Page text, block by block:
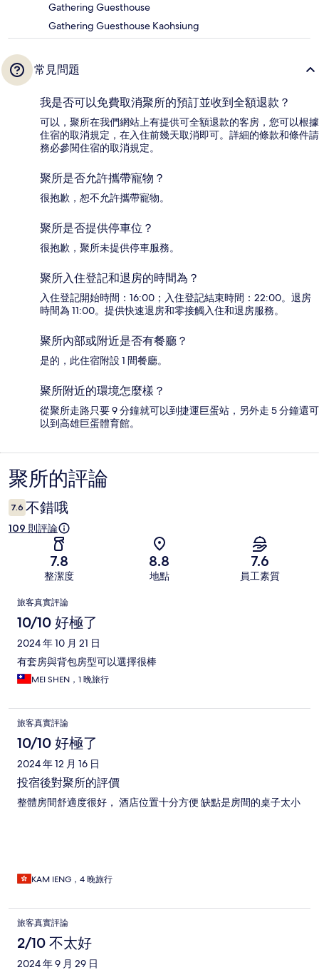
Gathering Guesthouse
Gathering Guesthouse Kaohsiung
常見問題
我是否可以免費取消聚所的預訂並收到全額退款？
可以，聚所在我們網站上有提供可全額退款的客房，您可以根據
住宿的取消規定，在入住前幾天取消即可。詳細的條款和條件請
務必參閱住宿的取消規定。
聚所是否允許攜帶寵物？
很抱歉，恕不允許攜帶寵物。
聚所是否提供停車位？
很抱歉，聚所未提供停車服務。
聚所入住登記和退房的時間為？
入住登記開始時間：16:00；入住登記結束時間：22:00。退房
時間為 11:00。提供快速退房和零接觸入住和退房服務。
聚所內部或附近是否有餐廳？
是的，此住宿附設 1 間餐廳。
聚所附近的環境怎麼樣？
從聚所走路只要 9 分鐘就可以到捷運巨蛋站，另外走 5 分鐘還可
以到高雄巨蛋體育館。
評
論
聚所的評論
7.6 不錯哦
109 則評論
7.8
整潔度
8.8
地點
7.6
員工素質
評
論
旅客真實評論
10/10 好極了
2024 年 10 月 21 日
有套房與背包房型可以選擇很棒
MEI SHEN，1 晚旅行
旅客真實評論
10/10 好極了
2024 年 12 月 16 日
投宿後對聚所的評價
整體房間舒適度很好， 酒店位置十分方便 缺點是房間的桌子太小
KAM IENG，4 晚旅行
旅客真實評論
2/10 不太好
2024 年 9 月 29 日